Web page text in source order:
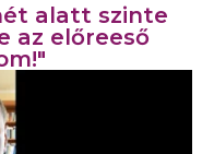
alatt szinte
az előreeső